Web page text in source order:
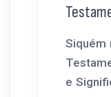
Siquém
e